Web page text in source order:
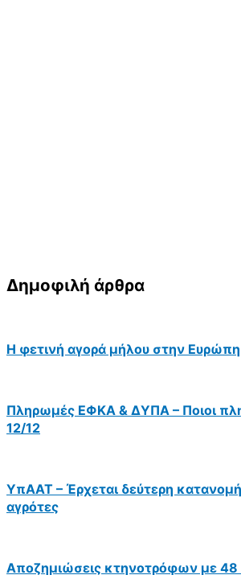
Δημοφιλή άρθρα
Η φετινή αγορά μήλου στην Ευρώπη
Πληρωμές ΕΦΚΑ & ΔΥΠΑ – Ποιοι
12/12
ΥπΑΑΤ – Έρχεται δεύτερη
αγρότες
Αποζημιώσεις κτηνοτρόφων με 48